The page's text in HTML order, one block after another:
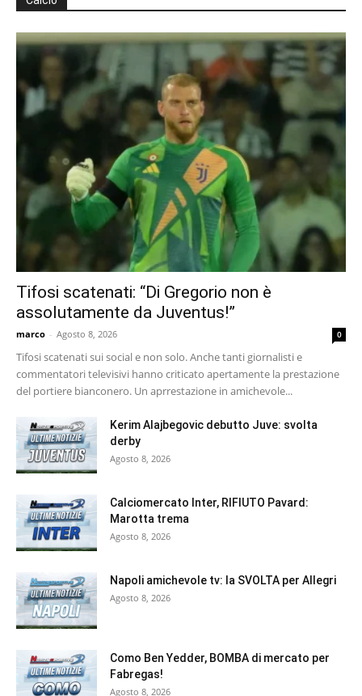
Tifosi scatenati: “Di Gregorio non è
assolutamente da Juventus!”
marco - Agosto 8, 2026 0
Tifosi scatenati sui social e non solo. Anche tanti giornalisti e
commentatori televisivi hanno criticato apertamente la prestazione
del portiere bianconero. Un aprrestazione in amichevole...
Kerim Alajbegovic debutto Juve: svolta
derby
Agosto 8, 2026
Calciomercato Inter, RIFIUTO Pavard:
Marotta trema
Agosto 8, 2026
Napoli amichevole tv: la SVOLTA per Allegri
Agosto 8, 2026
Como Ben Yedder, BOMBA di mercato per
Fabregas!
Agosto 8, 2026